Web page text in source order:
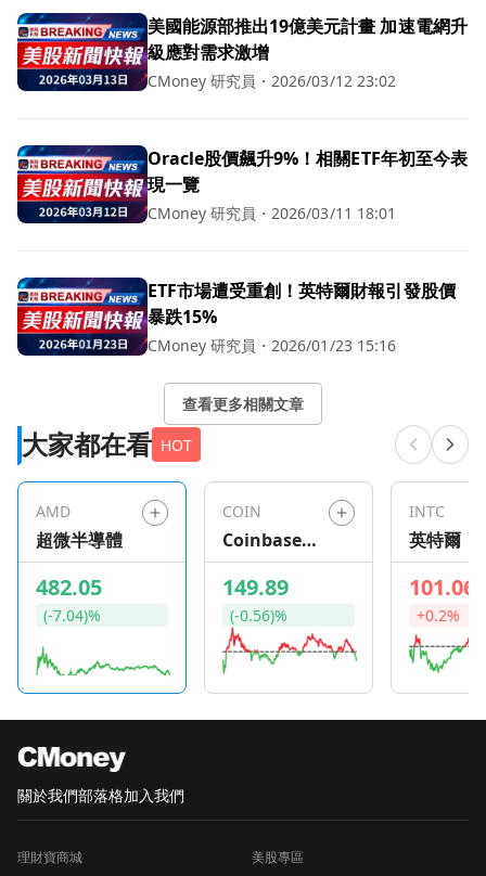
美國能源部推出19億美元計畫 加速電網升
級應對需求激增
CMoney 研究員 ・2026/03/12 23:02
Oracle股價飆升9%！相關ETF年初至今表
現一覽
CMoney 研究員 ・2026/03/11 18:01
ETF市場遭受重創！英特爾財報引發股價
暴跌15%
CMoney 研究員 ・2026/01/23 15:16
查看更多相關文章
大家都在看 HOT
AMD
超微半導體
482.05
(-7.04)%
COIN
Coinbase
Global
149.89
(-0.56)%
INTC
英特爾
101.06
+0.2%
關於我們部落格加入我們
理財寶商城 美股專區